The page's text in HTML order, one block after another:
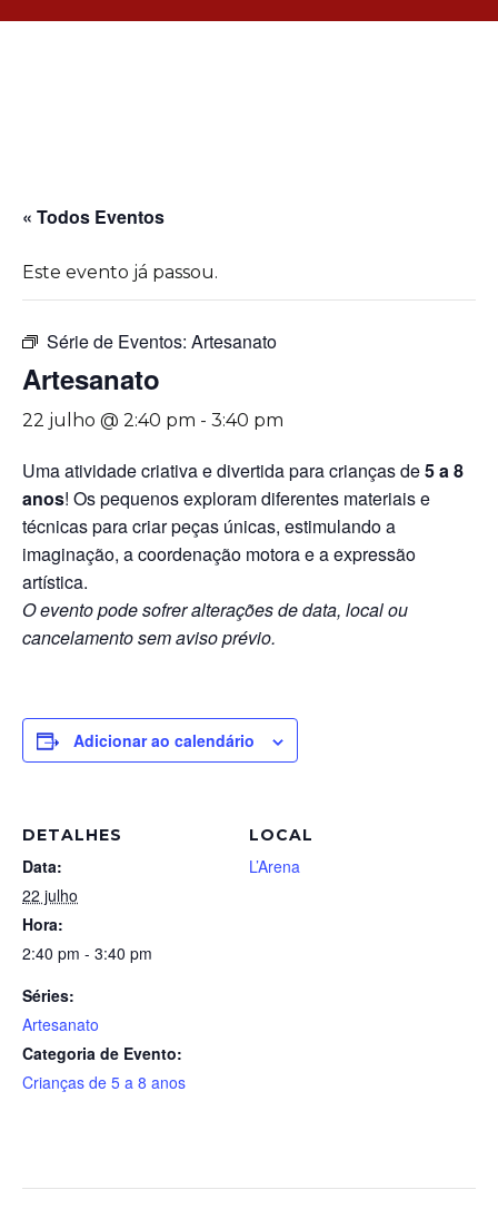
« Todos Eventos
Este evento já passou.
Série de Eventos: Artesanato
Artesanato
22 julho @ 2:40 pm - 3:40 pm
Uma atividade criativa e divertida para crianças de5 a 8
anos! Os pequenos exploram diferentes materiais e
técnicas para criar peças únicas, estimulando a
imaginação, a coordenação motora e a expressão
artística.
O evento pode sofrer alterações de data, local ou
cancelamento sem aviso prévio.
Adicionar ao calendário
DETALHES
Data:
22 julho
Hora:
2:40 pm - 3:40 pm
Séries:
Artesanato
Categoria de Evento:
Crianças de 5 a 8 anos
LOCAL
L’Arena